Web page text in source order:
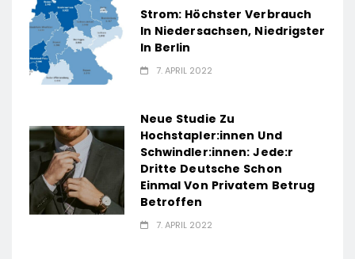
Strom: Höchster Verbrauch
In Niedersachsen, Niedrigster
In Berlin
7. APRIL 2022
Neue Studie Zu
Hochstapler:innen Und
Schwindler:innen: Jede:r
Dritte Deutsche Schon
Einmal Von Privatem Betrug
Betroffen
7. APRIL 2022